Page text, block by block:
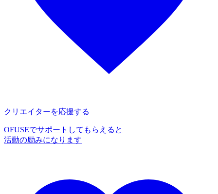
クリエイターを応援する
OFUSEでサポートしてもらえると
活動の励みになります